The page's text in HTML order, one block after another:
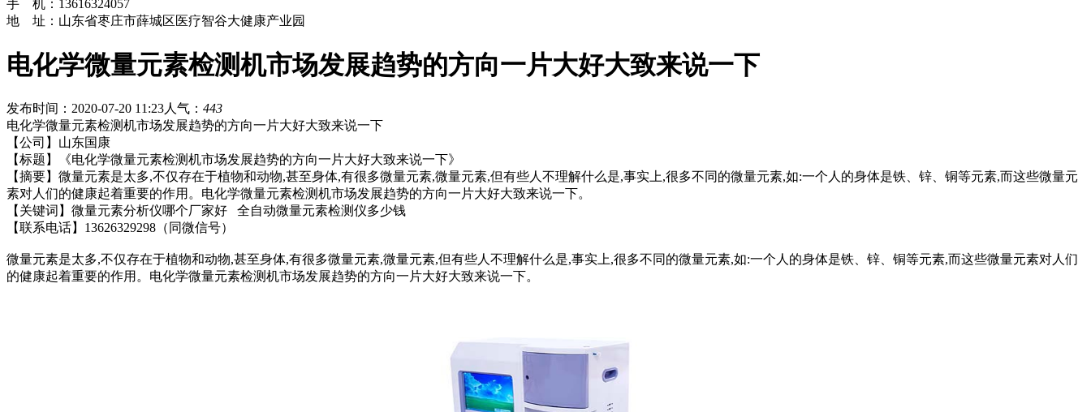
手 机：13616324057
地 址：山东省枣庄市薛城区医疗智谷大健康产业园
电化学微量元素检测机市场发展趋势的方向一片大好大致来说一下
发布时间：2020-07-20 11:23人气： 443
电化学微量元素检测机市场发展趋势的方向一片大好大致来说一下
【公司】山东国康
【标题】《电化学微量元素检测机市场发展趋势的方向一片大好大致来说一下》
【摘要】 微量元素是太多,不仅存在于植物和动物,甚至身体,有很多微量元素,微量元素,但有些人不理解什么是,事实上,很多不同的微量元素,如:一个人的身体是铁、锌、铜等元素,而这些微量元
素对人们的健康起着重要的作用。 电化学微量元素检测机市场发展趋势的方向一片大好大致来说一下。
【关键词】微量元素分析仪哪个厂家好 全自动微量元素检测仪多少钱
【联系电话】13626329298（同微信号）
微量元素是太多,不仅存在于植物和动物,甚至身体,有很多微量元素,微量元素,但有些人不理解什么是,事实上,很多不同的微量元素,如:一个人的身体是铁、锌、铜等元素,而这些微量元素对人们
的健康起着重要的作用。 电化学微量元素检测机市场发展趋势的方向一片大好大致来说一下。